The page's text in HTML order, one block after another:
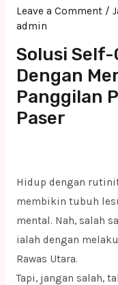
Leave a Comment /
admin
Solusi Self-
Dengan
Panggilan
Paser
Hidup dengan
membikin tubuh
mental. Nah, salah
ialah dengan
Rawas Utara.
Tapi, jangan salah,